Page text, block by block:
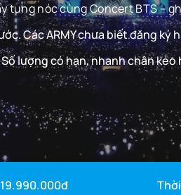
tung nóc cùng Concert BTS –
Các ARMY chưa biết đăng ký
Số lượng có hạn, nhanh chân kẻo